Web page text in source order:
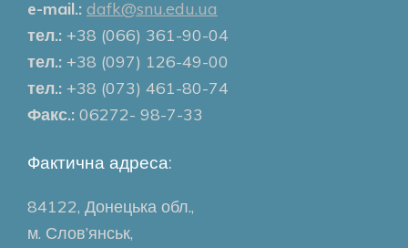
e-mail.: dafk@snu.edu.ua
тел.: +38 (066) 361-90-04
тел.: +38 (097) 126-49-00
тел.: +38 (073) 461-80-74
Факс.: 06272- 98-7-33
Фактична адреса:
84122, Донецька обл.,
м. Слов’янськ,